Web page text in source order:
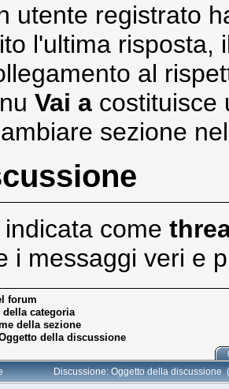
utente registrato
l'ultima risposta,
al
Vai acostituisce
sezione
come
i messaggi veri e
forum
della categoria
della sezione
della discussione
Discussione: Oggetto della discussione